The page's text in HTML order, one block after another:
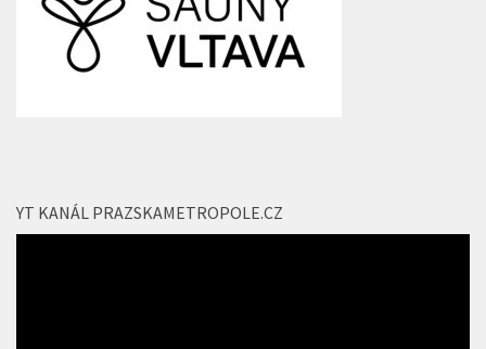
YT KANÁL PRAZSKAMETROPOLE.CZ